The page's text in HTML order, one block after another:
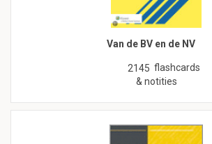
Van de BV en de NV
2145 flashcards
& notities